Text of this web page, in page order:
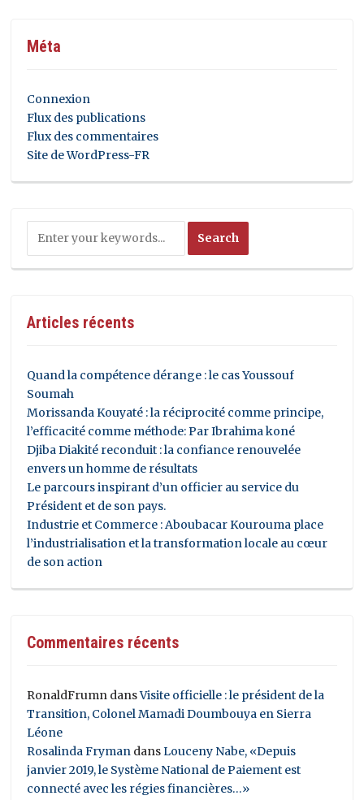
Méta
Connexion
Flux des publications
Flux des commentaires
Site de WordPress-FR
Articles récents
Quand la compétence dérange : le cas Youssouf
Soumah
Morissanda Kouyaté : la réciprocité comme principe,
l’efficacité comme méthode: Par Ibrahima koné
Djiba Diakité reconduit : la confiance renouvelée
envers un homme de résultats
Le parcours inspirant d’un officier au service du
Président et de son pays.
Industrie et Commerce : Aboubacar Kourouma place
l’industrialisation et la transformation locale au cœur
de son action
Commentaires récents
RonaldFrumn dansVisite officielle : le président de la
Transition, Colonel Mamadi Doumbouya en Sierra
Léone
Rosalinda Fryman dansLouceny Nabe, «Depuis
janvier 2019, le Système National de Paiement est
connecté avec les régies financières…»